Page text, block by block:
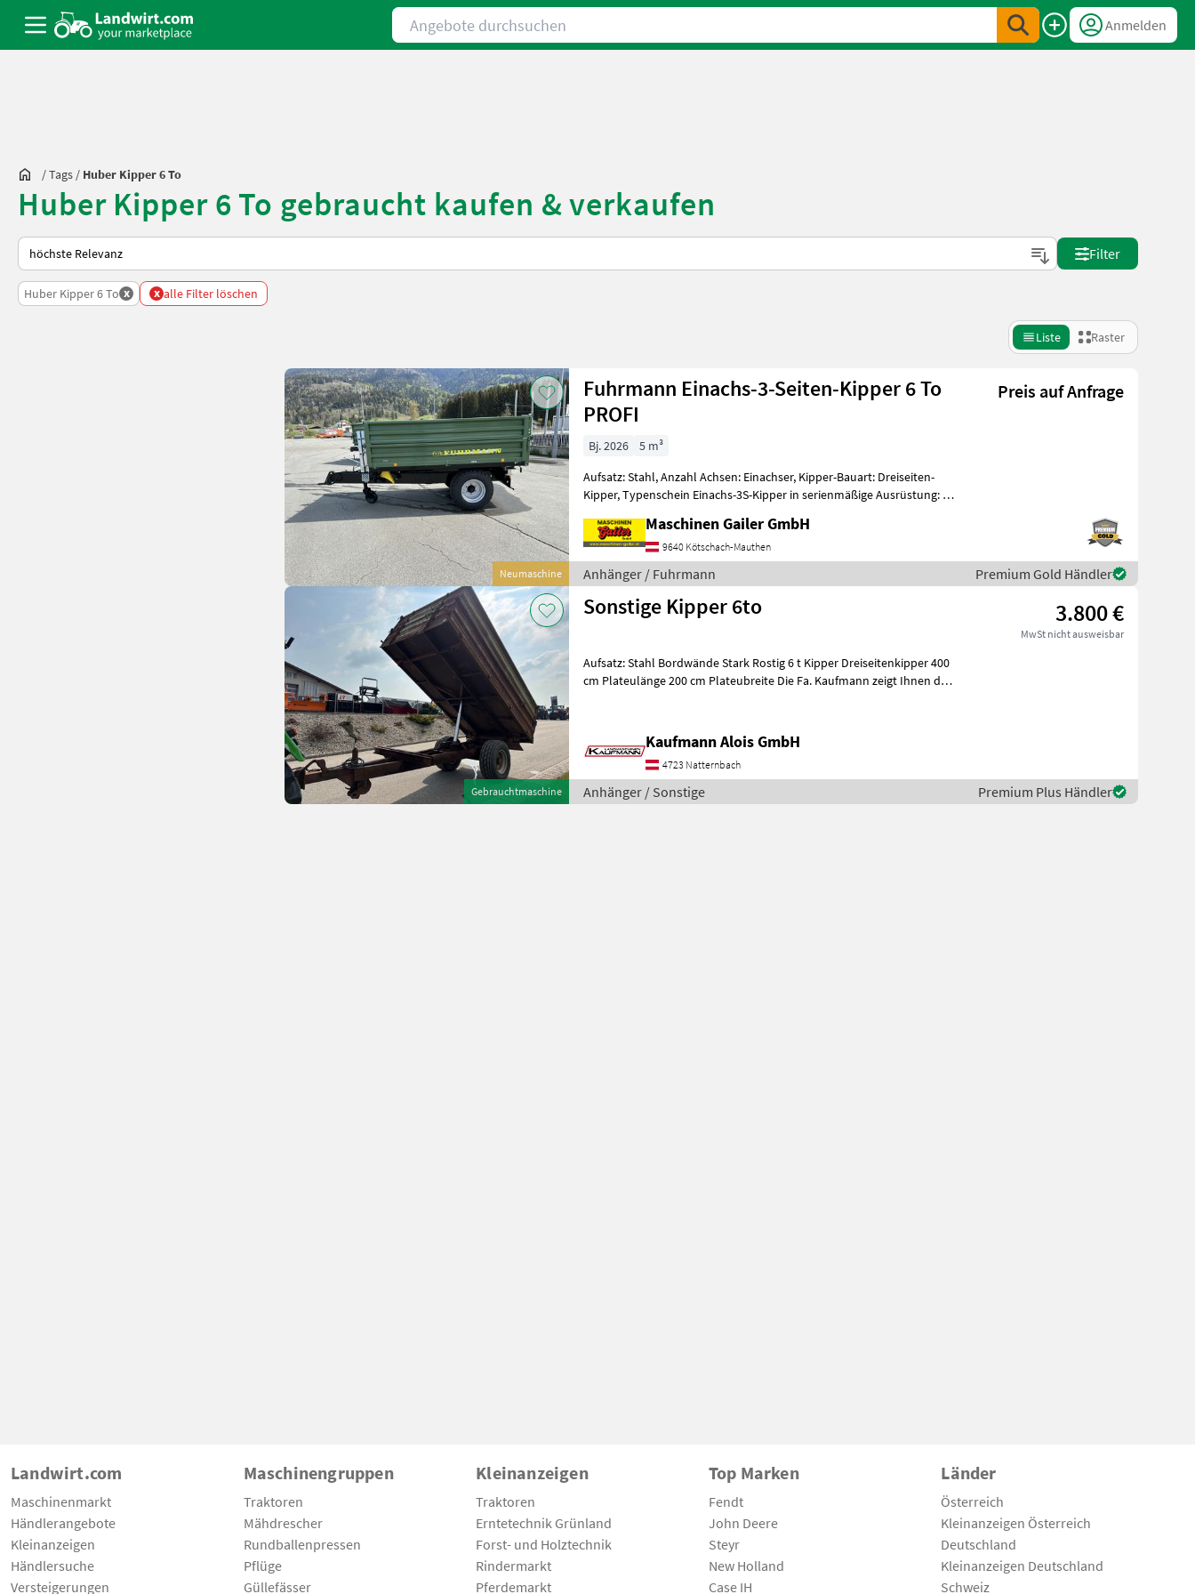
Angebote durchsuchen
Anmelden
/Tags / Huber Kipper 6 To
Huber Kipper 6 To gebraucht kaufen & verkaufen
So wird auf Landwirt.com sortiert
Filter
Huber Kipper 6 To x x alle Filter löschen
Liste Raster
Neumaschine
Fuhrmann Einachs-3-Seiten-Kipper 6 To
PROFI
Preis auf Anfrage
Bj. 2026
5 m³
Aufsatz: Stahl, Anzahl Achsen: Einachser, Kipper-Bauart: Dreiseiten-
Kipper, Typenschein Einachs-3S-Kipper in serienmäßige Ausrüstung: -
Maschinen Gailer GmbH
9640 Kötschach-Mauthen
Anhänger / Fuhrmann Premium Gold Händler
Gebrauchtmaschine
Sonstige Kipper 6to 3.800 €
MwSt nicht ausweisbar
Aufsatz: Stahl Bordwände Stark Rostig 6 t Kipper Dreiseitenkipper 400
cm Plateulänge 200 cm Plateubreite Die Fa. Kaufmann zeigt Ihnen die
Kaufmann Alois GmbH
4723 Natternbach
Anhänger / Sonstige Premium Plus Händler
Landwirt.com
Maschinenmarkt
Händlerangebote
Kleinanzeigen
Händlersuche
Versteigerungen
Maschinengruppen
Traktoren
Mähdrescher
Rundballenpressen
Pflüge
Güllefässer
Kleinanzeigen
Traktoren
Erntetechnik Grünland
Forst- und Holztechnik
Rindermarkt
Pferdemarkt
Top Marken
Fendt
John Deere
Steyr
New Holland
Case IH
Länder
Österreich
Kleinanzeigen Österreich
Deutschland
Kleinanzeigen Deutschland
Schweiz